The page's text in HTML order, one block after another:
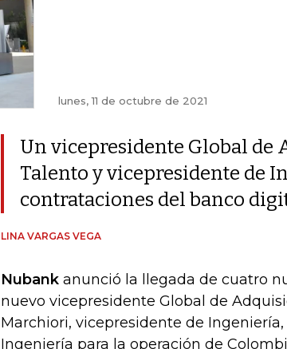
lunes, 11 de octubre de 2021
Un vicepresidente Global de
Talento y vicepresidente de
contrataciones del banco
LINA VARGAS VEGA
Nubank anunció la llegada de cuatro
nuevo vicepresidente Global de
Marchiori, vicepresidente de
Ingeniería para la operación de